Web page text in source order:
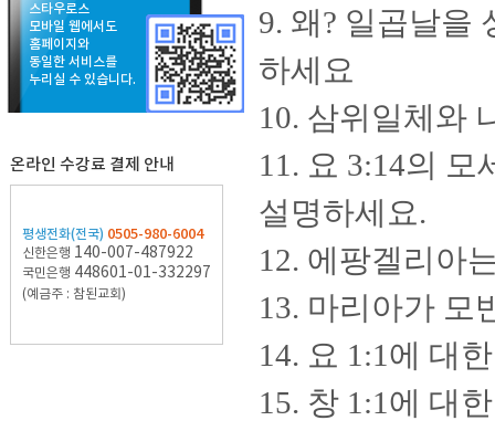
스타우로스
모바일 웹에서도
홈페이지와
동일한 서비스를
누리실 수 있습니다.
온라인 수강료 결제 안내
평생전화(전국) 0505-980-6004
신한은행 140-007-487922
국민은행 448601-01-332297
(예금주 : 참된교회)
9. 왜? 일곱날을
하세요
10. 삼위일체와
11. 요 3:14의
설명하세요.
12. 에팡겔리아
13. 마리아가 모
14. 요 1:1에 대
15. 창 1:1에 대